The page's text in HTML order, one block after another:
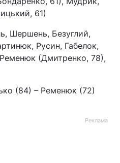
61)
Шершень, Безуглий,
Русин, Габелок,
(Дмитренко, 78),
(84) – Ременюк (72)
Реклама